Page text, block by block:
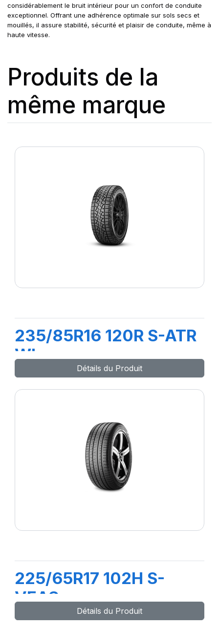
considérablement le bruit intérieur pour un confort de conduite
exceptionnel. Offrant une adhérence optimale sur sols secs et
mouillés, il assure stabilité, sécurité et plaisir de conduite, même à
haute vitesse.
Produits de la
même marque
235/85R16 120R S-ATR
WL
Détails du Produit
225/65R17 102H S-
VEAS
Détails du Produit